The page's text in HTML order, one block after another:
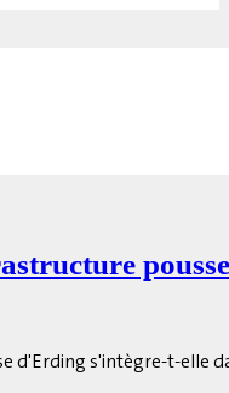
d'Erding s'intègre-t-elle